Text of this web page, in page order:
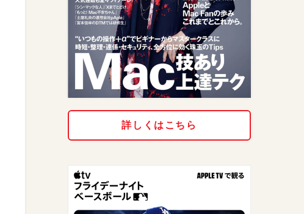
詳しくはこちら